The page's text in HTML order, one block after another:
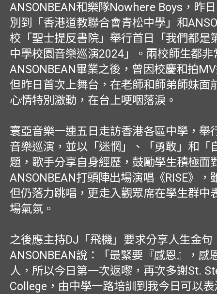
ANSONBEAN和樂隊Nowhere Boys，昨
別到「香港道教聯合會青松中學」和
校「聖士提反書院」舉行首日「我們都是
中學校園音樂巡演2024」。兩校師生都非
ANSONBEAN畢業之後，曾因校慶和拍
但昨日首次上舞台，在老師和師弟師妹面
心情特別激動，在台上哽咽落淚。
寰亞音樂一連五日走訪香港各區中學，舉
音樂巡演，並以「迷惘」、「勇敢」和「
題，歌手分享自身經歷，鼓勵學生積極面
ANSONBEAN打頭陣出場演唱《RISE》，
但仍落力跳唱，更走入觀眾席在學生群中
場氣氛。
之後應主持DJ「飛機」要求分享人生金句
ANSONBEAN說：「最緊要『感恩』，感
人，所以今日第一次返嚟，再次多謝St.
College，由中學一路培訓到我今日可以